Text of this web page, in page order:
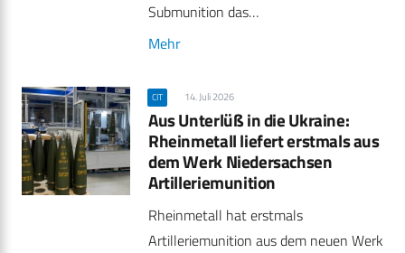
Submunition das…
Mehr
CIT 14. Juli 2026
Aus Unterlüß in die Ukraine:
Rheinmetall liefert erstmals aus
dem Werk Niedersachsen
Artilleriemunition
Rheinmetall hat erstmals
Artilleriemunition aus dem neuen Werk